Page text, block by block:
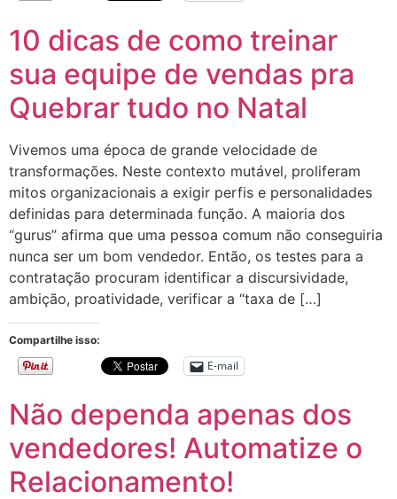
10 dicas de como treinar
sua equipe de vendas pra
Quebrar tudo no Natal
Vivemos uma época de grande velocidade de
transformações. Neste contexto mutável, proliferam
mitos organizacionais a exigir perfis e personalidades
definidas para determinada função. A maioria dos
“gurus” afirma que uma pessoa comum não conseguiria
nunca ser um bom vendedor. Então, os testes para a
contratação procuram identificar a discursividade,
ambição, proatividade, verificar a “taxa de […]
Compartilhe isso:
E-mail
Não dependa apenas dos
vendedores! Automatize o
Relacionamento!